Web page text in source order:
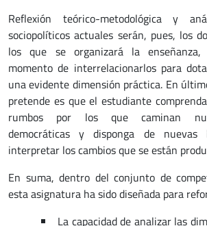
Reflexión teórico-metodológica y
sociopolíticos actuales serán, pues, los
los que se organizará la
momento de interrelacionarlos para
una evidente dimensión práctica. En
pretende es que el estudiante
rumbos por los que caminan
democráticas y disponga de nuevas
interpretar los cambios que se están
En suma, dentro del conjunto de
esta asignatura ha sido diseñada para
La capacidad de analizar las